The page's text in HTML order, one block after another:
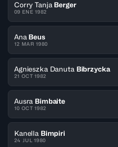
Corry Tanja Berger
09 ENE 1982
Ana Beus
12 MAR 1980
Agnieszka Danuta Bibrzycka
21 OCT 1982
Ausra Bimbaite
10 OCT 1982
Kanella Bimpiri
24 JUL 1980